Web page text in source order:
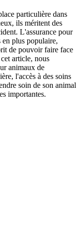
particulière dans
ils méritent des
L'assurance pour
en plus populaire,
de pouvoir faire face
article, nous
animaux de
l'accès à des soins
soin de son animal
importantes.